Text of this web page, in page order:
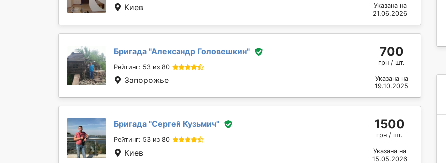
Киев
Указана на
21.06.2026
Бригада "Александр Головешкин"
Рейтинг: 53 из 80
Запорожье
700
грн / шт.
Указана на
19.10.2025
Бригада "Сергей Кузьмич"
Рейтинг: 53 из 80
Киев
1500
грн / шт.
Указана на
15.05.2026